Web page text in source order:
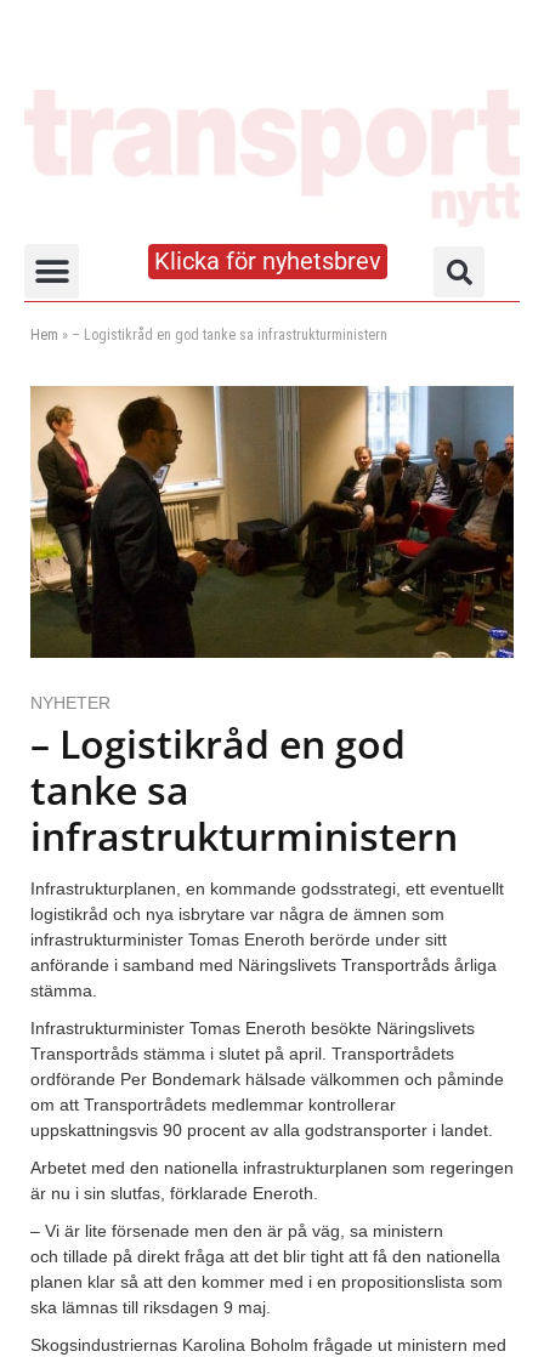
Klicka för nyhetsbrev
Hem » – Logistikråd en god tanke sa infrastrukturministern
NYHETER
– Logistikråd en god
tanke sa
infrastrukturministern
Infrastrukturplanen, en kommande godsstrategi, ett eventuellt
logistikråd och nya isbrytare var några de ämnen som
infrastrukturminister Tomas Eneroth berörde under sitt
anförande i samband med Näringslivets Transportråds årliga
stämma.
Infrastrukturminister Tomas Eneroth besökte Näringslivets
Transportråds stämma i slutet på april. Transportrådets
ordförande Per Bondemark hälsade välkommen och påminde
om att Transportrådets medlemmar kontrollerar
uppskattningsvis 90 procent av alla godstransporter i landet.
Arbetet med den nationella infrastrukturplanen som regeringen
är nu i sin slutfas, förklarade Eneroth.
– Vi är lite försenade men den är på väg, sa ministern
och tillade på direkt fråga att det blir tight att få den nationella
planen klar så att den kommer med i en propositionslista som
ska lämnas till riksdagen 9 maj.
Skogsindustriernas Karolina Boholm frågade ut ministern med